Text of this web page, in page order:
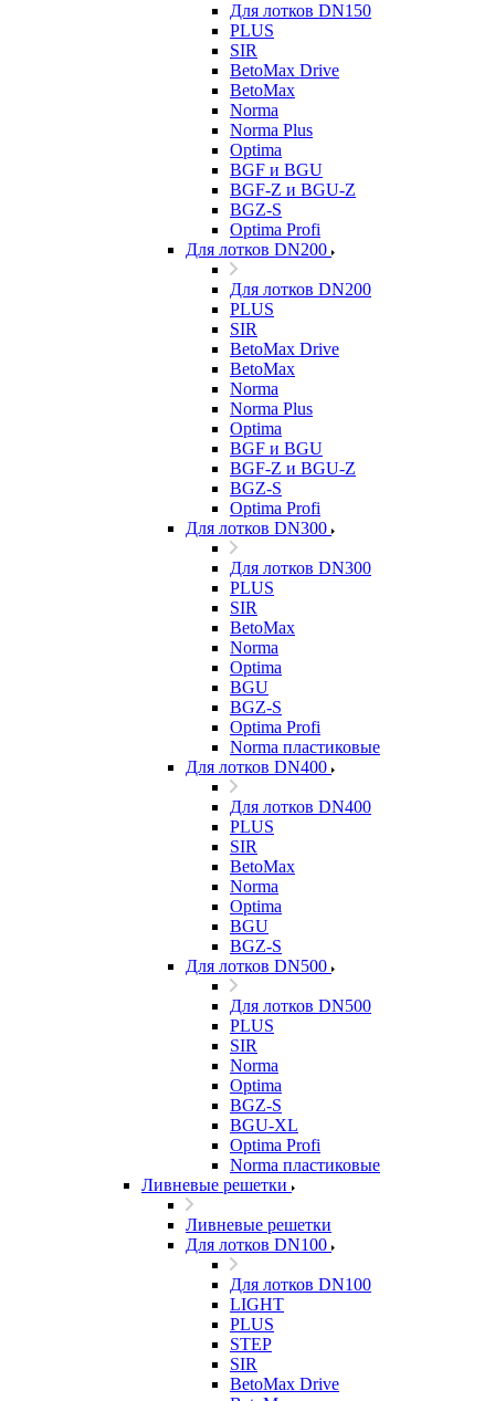
Для лотков DN150
PLUS
SIR
BetoMax Drive
BetoMax
Norma
Norma Plus
Optima
BGF и BGU
BGF-Z и BGU-Z
BGZ-S
Optima Profi
Для лотков DN200
Для лотков DN200
PLUS
SIR
BetoMax Drive
BetoMax
Norma
Norma Plus
Optima
BGF и BGU
BGF-Z и BGU-Z
BGZ-S
Optima Profi
Для лотков DN300
Для лотков DN300
PLUS
SIR
BetoMax
Norma
Optima
BGU
BGZ-S
Optima Profi
Norma пластиковые
Для лотков DN400
Для лотков DN400
PLUS
SIR
BetoMax
Norma
Optima
BGU
BGZ-S
Для лотков DN500
Для лотков DN500
PLUS
SIR
Norma
Optima
BGZ-S
BGU-XL
Optima Profi
Norma пластиковые
Ливневые решетки
Ливневые решетки
Для лотков DN100
Для лотков DN100
LIGHT
PLUS
STEP
SIR
BetoMax Drive